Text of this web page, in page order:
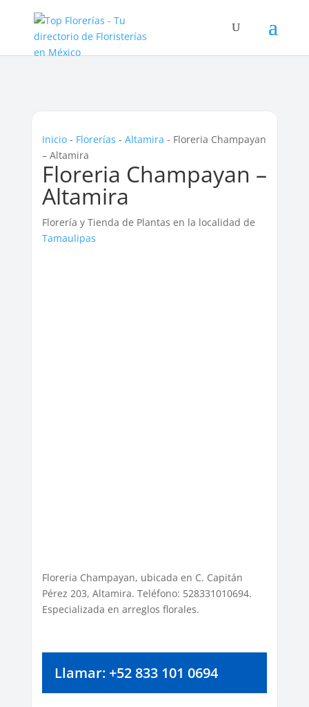
Inicio- Florerías - Altamira - Floreria Champayan
– Altamira
Floreria Champayan –
Altamira
Florería y Tienda de Plantas en la localidad de
Tamaulipas
Floreria Champayan, ubicada en C. Capitán
Pérez 203, Altamira. Teléfono: 528331010694.
Especializada en arreglos florales.
Llamar: +52 833 101 0694